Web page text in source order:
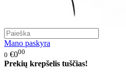
Mano paskyra
0 €000
Prekių krepšelis tuščias!